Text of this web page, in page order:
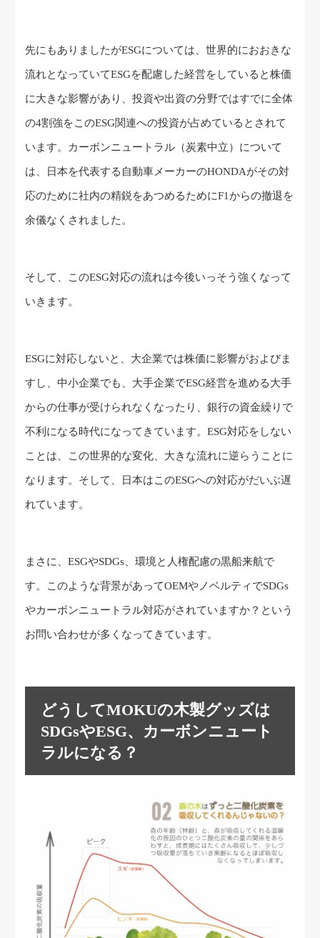
先にもありましたがESGについては、世界的におおきな
流れとなっていてESGを配慮した経営をしていると株価
に大きな影響があり、投資や出資の分野ではすでに全体
の4割強をこのESG関連への投資が占めているとされて
います。カーボンニュートラル（炭素中立）について
は、日本を代表する自動車メーカーのHONDAがその対
応のために社内の精鋭をあつめるためにF1からの撤退を
余儀なくされました。
そして、このESG対応の流れは今後いっそう強くなって
いきます。
ESGに対応しないと、大企業では株価に影響がおよびま
すし、中小企業でも、大手企業でESG経営を進める大手
からの仕事が受けられなくなったり、銀行の資金繰りで
不利になる時代になってきています。ESG対応をしない
ことは、この世界的な変化、大きな流れに逆らうことに
なります。そして、日本はこのESGへの対応がだいぶ遅
れています。
まさに、ESGやSDGs、環境と人権配慮の黒船来航で
す。このような背景があってOEMやノベルティでSDGs
やカーボンニュートラル対応がされていますか？という
お問い合わせが多くなってきています。
どうしてMOKUの木製グッズは
SDGsやESG、カーボンニュート
ラルになる？